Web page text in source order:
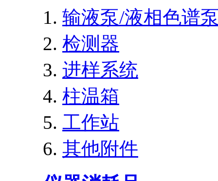
输液泵/液相色谱
检测器
进样系统
柱温箱
工作站
其他附件